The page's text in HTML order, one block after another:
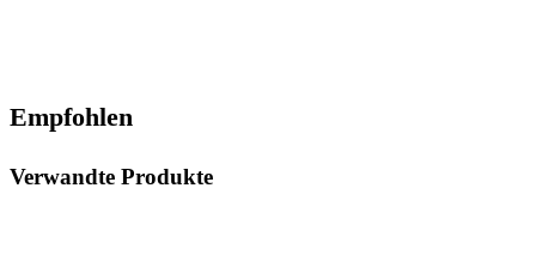
Empfohlen
Verwandte Produkte